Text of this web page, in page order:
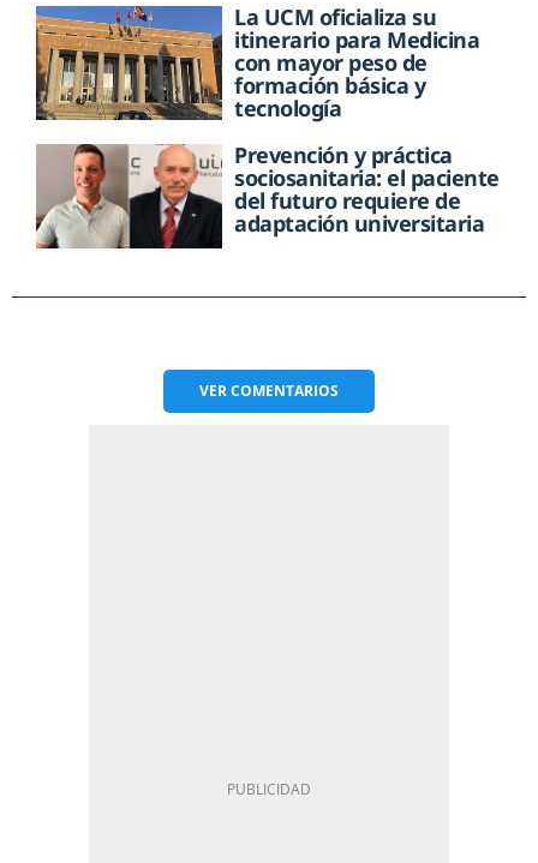
La UCM oficializa su
itinerario para Medicina
con mayor peso de
formación básica y
tecnología
Prevención y práctica
sociosanitaria: el paciente
del futuro requiere de
adaptación universitaria
VERCOMENTARIOS